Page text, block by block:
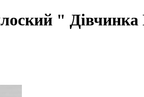
" Дівчинка